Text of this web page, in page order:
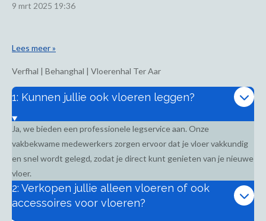
9 mrt 2025 19:36
Lees meer »
Verfhal | Behanghal | Vloerenhal Ter Aar
1: Kunnen jullie ook vloeren leggen?
Ja, we bieden een professionele legservice aan. Onze
vakbekwame medewerkers zorgen ervoor dat je vloer vakkundig
en snel wordt gelegd, zodat je direct kunt genieten van je nieuwe
vloer.
2: Verkopen jullie alleen vloeren of ook
accessoires voor vloeren?